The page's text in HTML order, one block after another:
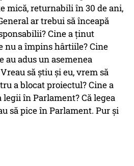
mică, returnabili în 30 de ani,
ar trebui să înceapă
Cine a ţinut
nu a împins hârtiile? Cine
au adus un asemenea
să ştiu şi eu, vrem să
a blocat proiectul? Cine a
în Parlament? Că legea
să pice în Parlament. Pur şi